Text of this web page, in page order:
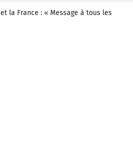
la France : « Message à tous les